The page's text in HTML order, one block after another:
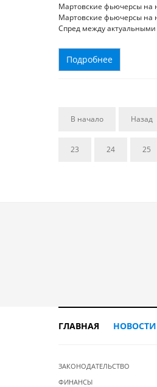
Мартовские фьючерсы на
Мартовские фьючерсы на
Спред между актуальными
Подробнее
В начало Назад
23 24 25
ГЛАВНАЯ НОВОСТИ
ЗАКОНОДАТЕЛЬСТВО
ФИНАНСЫ